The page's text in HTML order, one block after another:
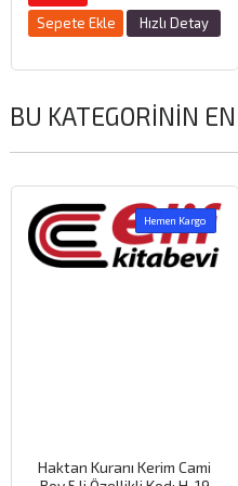
Sepete Ekle Hızlı Detay
BU KATEGORININ
Hemen Kargo
Haktan Kuranı Kerim Cami